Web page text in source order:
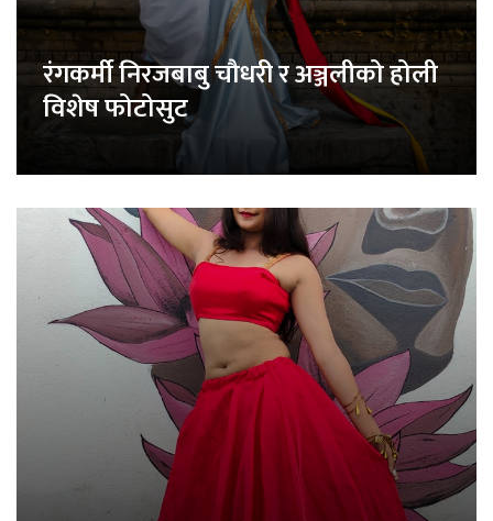
रंगकर्मी निरजबाबु चौधरी र अञ्जलीको होली
विशेष फोटोसुट